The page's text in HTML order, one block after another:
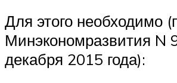
Для этого необходимо
Минэкономразвития N
декабря 2015 года):